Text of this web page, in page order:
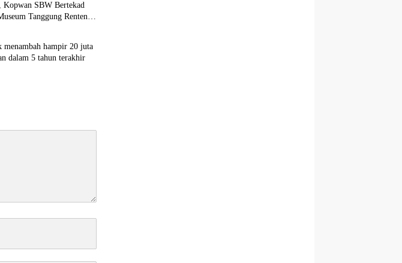
Kopwan SBW Bertekad
Tanggung Renteng
menambah hampir 20 juta
dalam 5 tahun terakhir